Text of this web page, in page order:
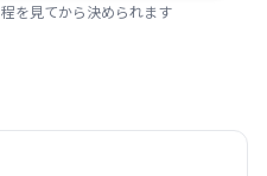
を見てから決められます